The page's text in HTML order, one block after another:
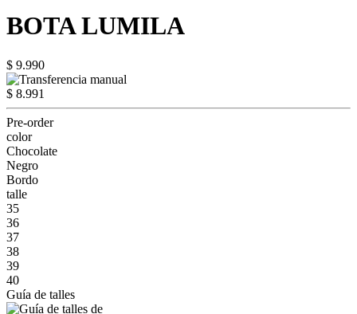
BOTA LUMILA
$ 9.990
$ 8.991
Pre-order
color
Chocolate
Negro
Bordo
talle
35
36
37
38
39
40
Guía de talles